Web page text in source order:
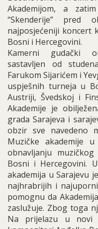
Akademijom, a
“Skenderije”
najposjećeniji koncert
Bosni i Hercegovini.
Kamerni gudački
sastavljen od
Farukom Sijarićem i
uspješnih turneja u
Austriji, Švedskoj i
Akademije je
grada Sarajeva i
obzir sve navedeno
Muzičke akademije
obnavljanju
Bosni i Hercegovini.
akademija u Sarajevu
najhrabrijih i
pomognu da
zaslužuje. Zbog toga
Na prijelazu u novi